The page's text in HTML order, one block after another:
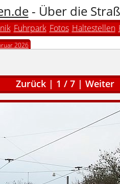
- Über die
Fuhrpark Fotos Haltestellen
2026
Zurück | 1 / 7 | Weiter